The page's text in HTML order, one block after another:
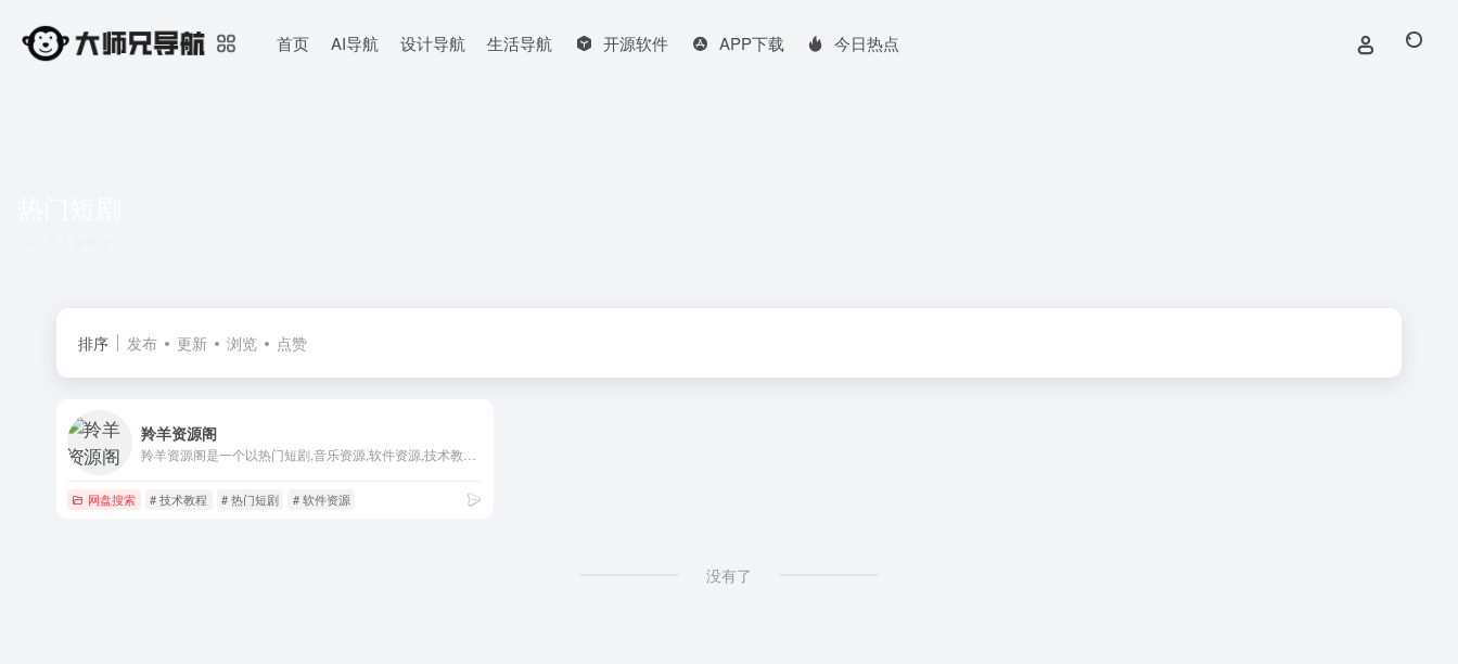
首页 AI导航 设计导航 生活导航 开源软件 APP下载 今日热点
排序 发布 更新 浏览 点赞
羚羊资源阁
网盘搜索 # 技术教程 # 热门短剧 # 软件资源
没有了